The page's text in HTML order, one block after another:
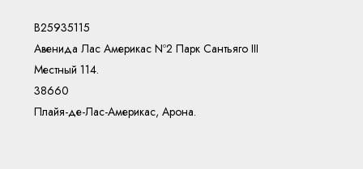
B25935115
Авенида Лас Америкас Nº2 Парк Сантьяго III
Местный 114.
38660
Плайя-де-Лас-Америкас, Арона.